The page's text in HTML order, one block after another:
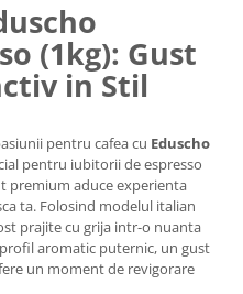
(1kg): Gust
in Stil
pentru cafea cu Eduscho
pentru iubitorii de espresso
premium aduce experienta
ta. Folosind modelul italian
prajite cu grija intr-o nuanta
aromatic puternic, un gust
un moment de revigorare